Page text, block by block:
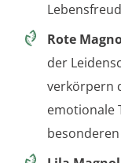
Rote
der
verkörpern
emotionale